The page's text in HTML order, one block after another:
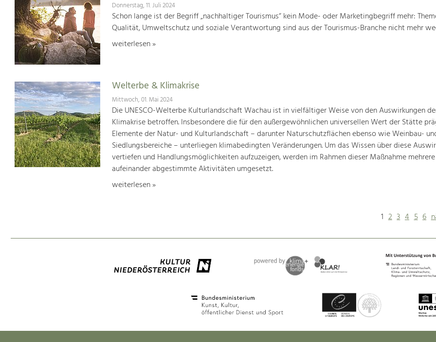
Donnerstag, 11. Juli 2024
Schon lange ist der Begriff „nachhaltiger Tourismus“ kein Mode- oder Marketingbegriff mehr:
Qualität, Umweltschutz und soziale Verantwortung sind aus der Tourismus-Branche nicht mehr
weiterlesen »
Welterbe & Klimakrise
Mittwoch, 01. Mai 2024
Die UNESCO-Welterbe Kulturlandschaft Wachau ist in vielfältiger Weise von den Auswirkungen
Klimakrise betroffen. Insbesondere die für den außergewöhnlichen universellen Wert der Stätte
Elemente der Natur- und Kulturlandschaft – darunter Naturschutzflächen ebenso wie Weinbau-
Siedlungsbereiche – unterliegen klimabedingten Veränderungen. Um das Wissen über diese
vertiefen und Handlungsmöglichkeiten aufzuzeigen, werden im Rahmen dieser Maßnahme mehrere
aufeinander abgestimmte Aktivitäten umgesetzt.
weiterlesen »
1 2 3 4 5 6